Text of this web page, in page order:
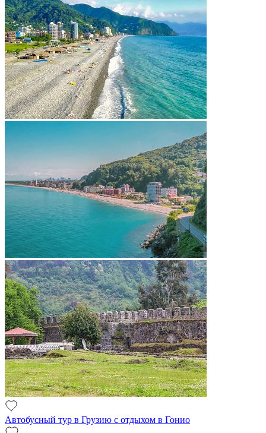
Автобусный тур в Грузию с отдыхом в Гонио